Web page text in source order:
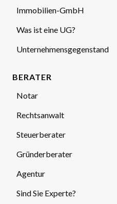
Immobilien-GmbH
Was ist eine UG?
Unternehmensgegenstand
BERATER
Notar
Rechtsanwalt
Steuerberater
Gründerberater
Agentur
Sind Sie Experte?